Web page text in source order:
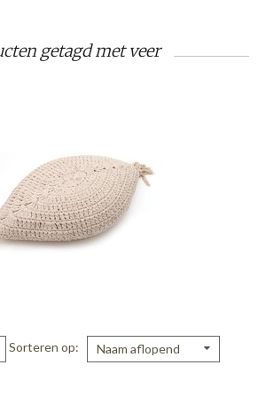
getagd met veer
Sorteren op Naam aflopend